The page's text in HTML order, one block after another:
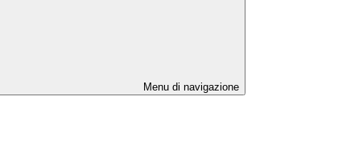
Menu di navigazione